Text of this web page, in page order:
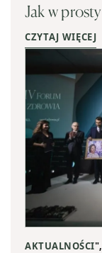
Jak w
CZYTAJ WIĘCEJ
AKTUALNOŚCI